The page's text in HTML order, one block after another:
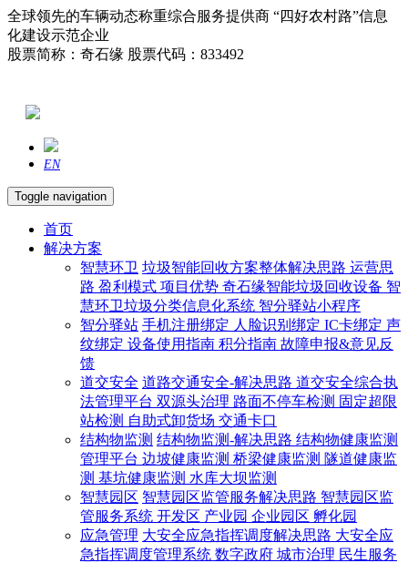
全球领先的车辆动态称重综合服务提供商 “四好农村路”信息
化建设示范企业
股票简称：奇石缘 股票代码：833492
EN
Toggle navigation
首页
解决方案
智慧环卫 垃圾智能回收方案整体解决思路 运营思
路 盈利模式 项目优势 奇石缘智能垃圾回收设备 智
慧环卫垃圾分类信息化系统 智分驿站小程序
智分驿站 手机注册绑定 人脸识别绑定 IC卡绑定 声
纹绑定 设备使用指南 积分指南 故障申报&意见反
馈
道交安全 道路交通安全-解决思路 道交安全综合执
法管理平台 双源头治理 路面不停车检测 固定超限
站检测 自助式卸货场 交通卡口
结构物监测 结构物监测-解决思路 结构物健康监测
管理平台 边坡健康监测 桥梁健康监测 隧道健康监
测 基坑健康监测 水库大坝监测
智慧园区 智慧园区监管服务解决思路 智慧园区监
管服务系统 开发区 产业园 企业园区 孵化园
应急管理 大安全应急指挥调度解决思路 大安全应
急指挥调度管理系统 数字政府 城市治理 民生服务